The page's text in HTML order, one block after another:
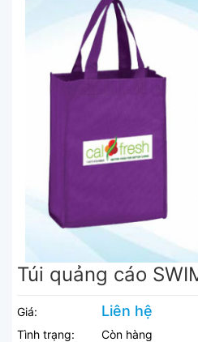
Túi quảng cáo
Giá: Liên hệ
Tình trạng: Còn hàng